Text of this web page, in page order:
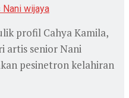
profil Cahya Kamila,
artis senior Nani
pesinetron kelahiran